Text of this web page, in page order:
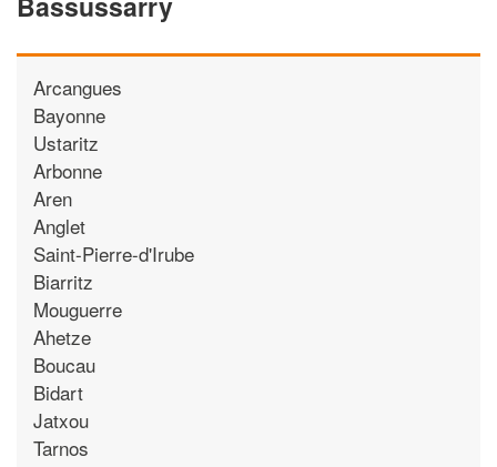
Arcangues
Bayonne
Ustaritz
Arbonne
Aren
Anglet
Saint-Pierre-d'Irube
Biarritz
Mouguerre
Ahetze
Boucau
Bidart
Jatxou
Tarnos